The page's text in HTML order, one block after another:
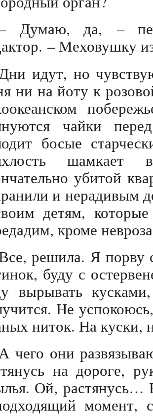
Думаю, да, –
– Меховушку
идут, но
ни на йоту к
чайки
босые
шамкает
убитой
и нерадивым
детям,
кроме
решила. Я порву
буду с
вырывать
Не
ниток. На куски,
чего они
на дороге,
Ой, растянусь…
момент,